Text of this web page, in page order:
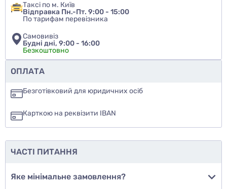
Чи рекомендуєте ви цей товар
так
ще не знаю
Таксі по м. Київ
Відправка Пн.-Пт. 9:00 - 15:00
По тарифам перевізника
Самовивіз
Будні дні, 9:00 - 16:00
Безкоштовно
ОПЛАТА
Безготівковий для юридичних осіб
Карткою на реквізити IBAN
ЧАСТІ ПИТАННЯ
Яке мінімальне замовлення?